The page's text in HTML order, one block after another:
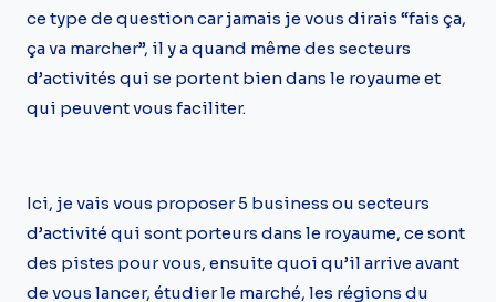
ce type de question car jamais je vous dirais “fais ça,
ça va marcher”, il y a quand même des secteurs
d’activités qui se portent bien dans le royaume et
qui peuvent vous faciliter.
Ici, je vais vous proposer 5 business ou secteurs
d’activité qui sont porteurs dans le royaume, ce sont
des pistes pour vous, ensuite quoi qu’il arrive avant
de vous lancer, étudier le marché, les régions du